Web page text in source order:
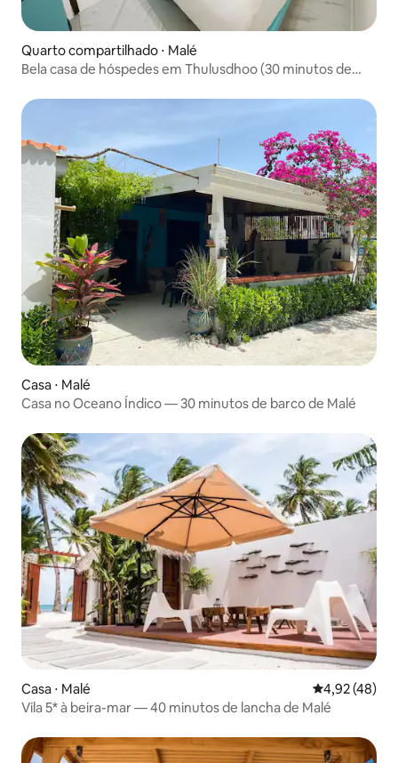
Quarto compartilhado ⋅ Malé
Bela casa de hóspedes em Thulusdhoo (30 minutos de
Casa ⋅ Malé
Casa no Oceano Índico — 30 minutos de barco de Malé
Casa ⋅ Malé 4,92 de uma
4,92 (48)
Vila 5* à beira-mar — 40 minutos de lancha de Malé